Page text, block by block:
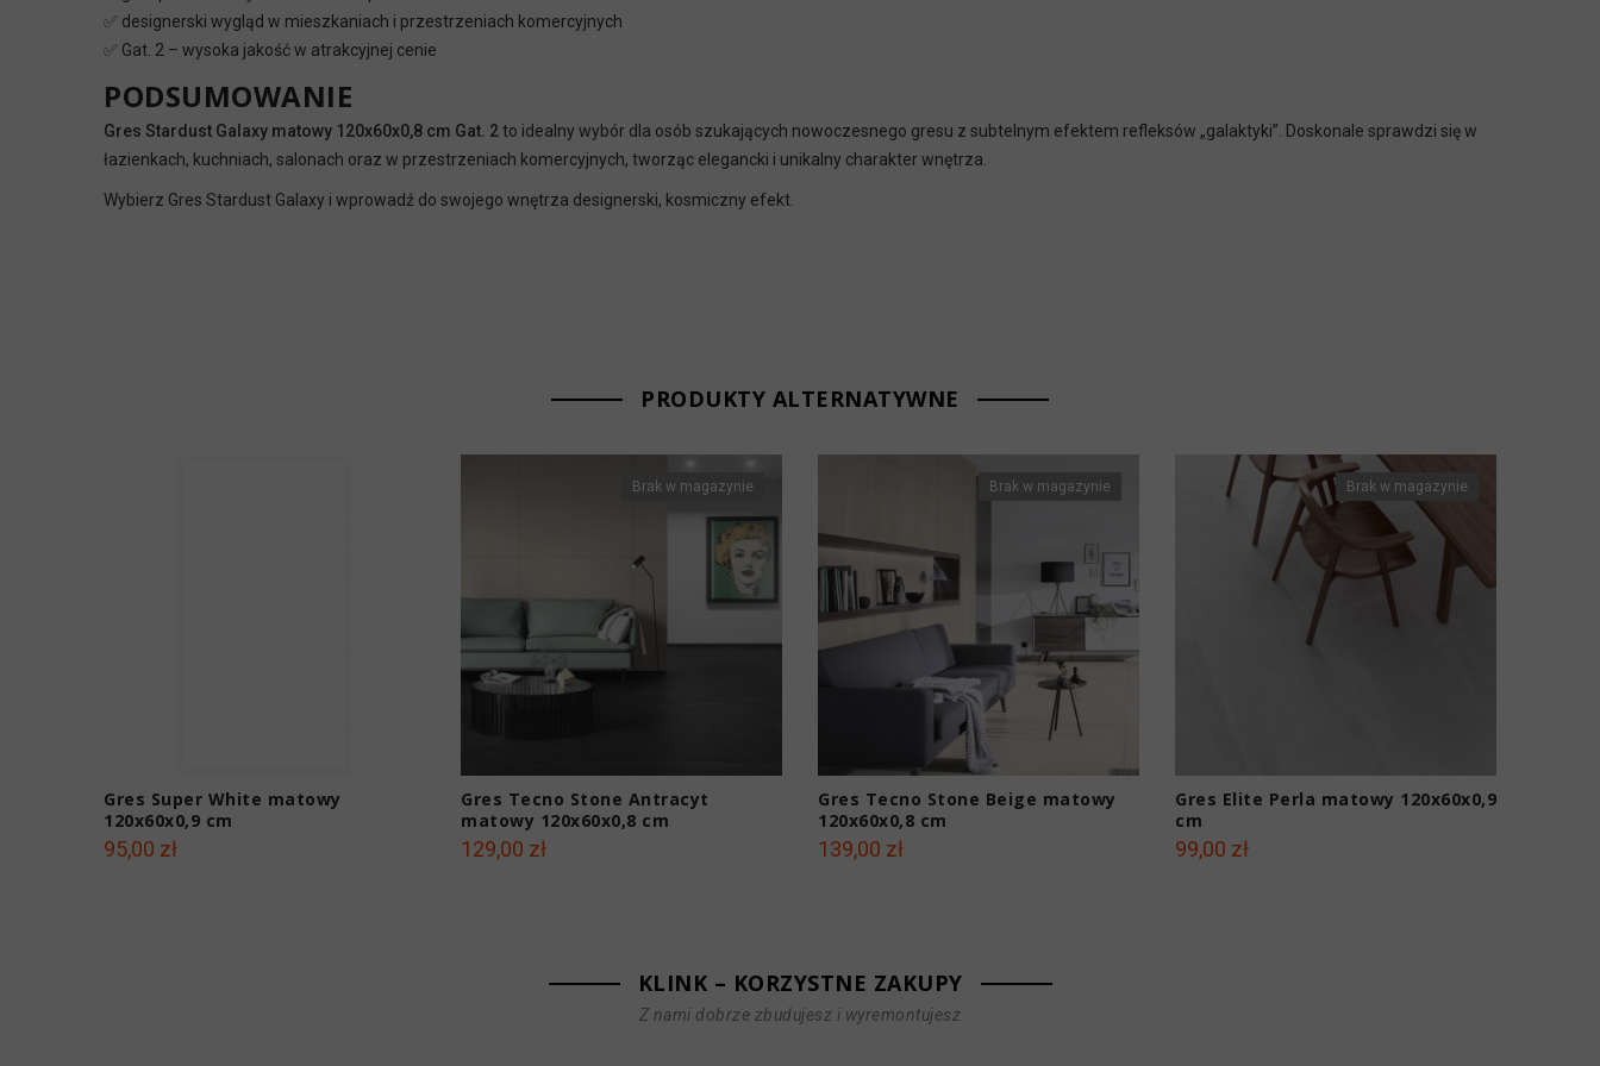
✅ designerski wygląd w mieszkaniach i przestrzeniach komercyjnych
✅ Gat. 2 – wysoka jakość w atrakcyjnej cenie
PODSUMOWANIE
Gres Stardust Galaxy matowy 120x60x0,8 cm Gat. 2to idealny wybór dla osób szukających nowoczesnego gresu z subtelnym efektem refleksów „galaktyki”. Doskonale sprawdzi się w
łazienkach, kuchniach, salonach oraz w przestrzeniach komercyjnych, tworząc elegancki i unikalny charakter wnętrza.
Wybierz Gres Stardust Galaxy i wprowadź do swojego wnętrza designerski, kosmiczny efekt.
PRODUKTY ALTERNATYWNE
Gres Super White matowy
120x60x0,9 cm
95,00 zł
Brak w magazynie
Gres Tecno Stone Antracyt
matowy 120x60x0,8 cm
129,00 zł
Brak w magazynie
Gres Tecno Stone Beige matowy
120x60x0,8 cm
139,00 zł
Brak w magazynie
Gres Elite Perla matowy 120x60x0,9
cm
99,00 zł
KLINK – KORZYSTNE ZAKUPY
Z nami dobrze zbudujesz i wyremontujesz